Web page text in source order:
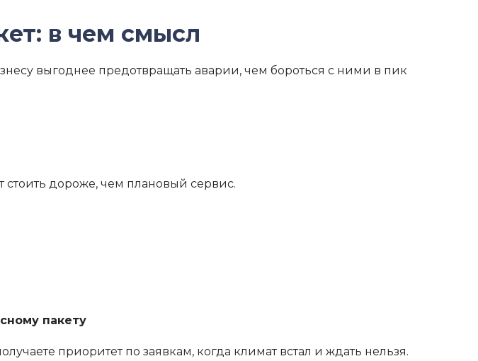
в чем смысл
выгоднее предотвращать аварии, чем бороться с ними в пик
стоить дороже, чем плановый сервис.
пакету
приоритет по заявкам, когда климат встал и ждать нельзя.